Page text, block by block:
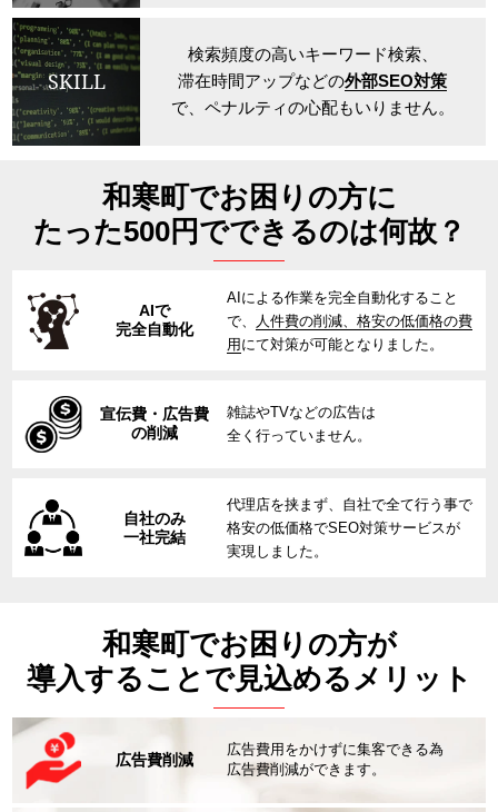
SKILL
検索頻度の高いキーワード検索、
滞在時間アップなどの外部SEO対策
で、ペナルティの心配もいりません。
和寒町でお困りの方に
たった500円でできるのは何故？
AIで
完全自動化
AIによる作業を完全自動化すること
で、
人件費の削減、格安の低価格の費
用 にて対策が可能となりました。
宣伝費・広告費
の削減
雑誌やTVなどの広告は
全く行っていません。
自社のみ
一社完結
代理店を挟まず、自社で全て行う事で
格安の低価格でSEO対策サービスが
実現しました。
和寒町でお困りの方が
導入することで見込めるメリット
広告費削減
広告費用をかけずに集客できる為
広告費削減ができます。